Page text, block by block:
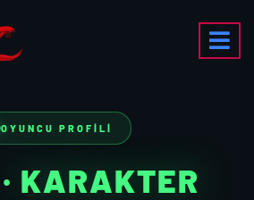
OYUNCU PROFILI
· KARAKTER